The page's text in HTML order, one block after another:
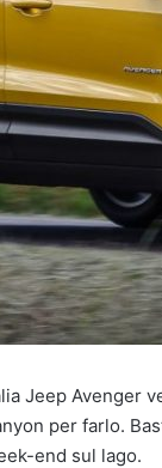
Jeep Avenger
per farlo.
end sul lago.